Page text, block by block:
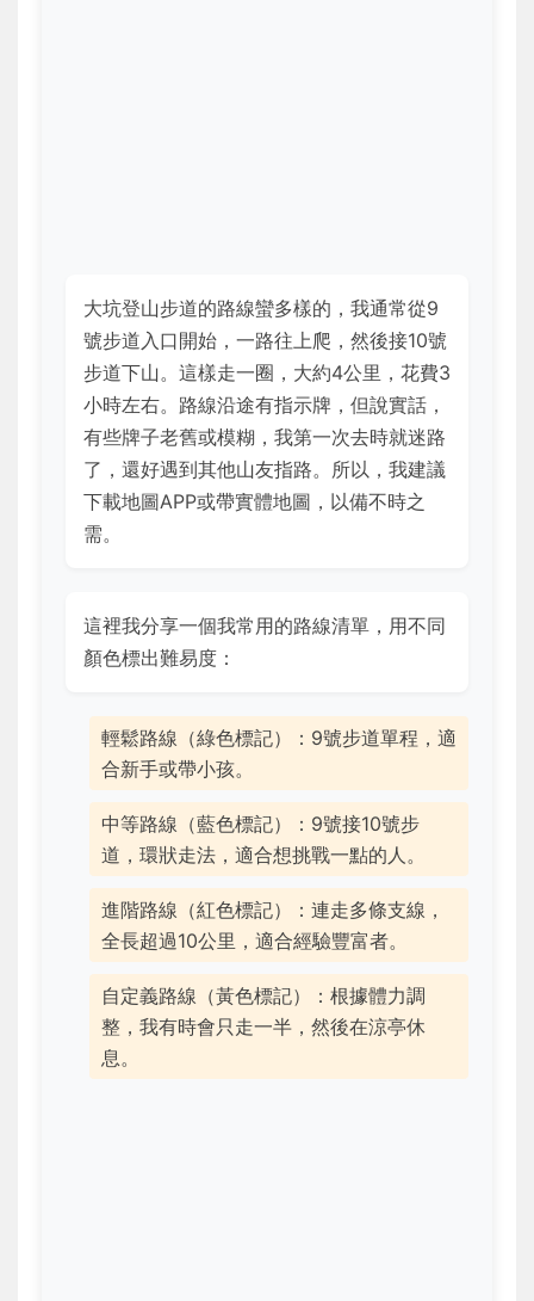
大坑登山步道的路線蠻多樣的，我通常從9
號步道入口開始，一路往上爬，然後接10號
步道下山。這樣走一圈，大約4公里，花費3
小時左右。路線沿途有指示牌，但說實話，
有些牌子老舊或模糊，我第一次去時就迷路
了，還好遇到其他山友指路。所以，我建議
下載地圖APP或帶實體地圖，以備不時之
需。
這裡我分享一個我常用的路線清單，用不同
顏色標出難易度：
輕鬆路線（綠色標記）：9號步道單程，適
合新手或帶小孩。
中等路線（藍色標記）：9號接10號步
道，環狀走法，適合想挑戰一點的人。
進階路線（紅色標記）：連走多條支線，
全長超過10公里，適合經驗豐富者。
自定義路線（黃色標記）：根據體力調
整，我有時會只走一半，然後在涼亭休
息。